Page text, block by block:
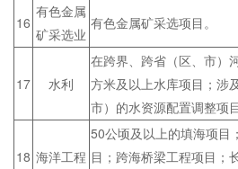
16
有色金属
矿采选业
有色金属矿采选项目。
17 水利
在跨界、跨省（区、市）
方米及以上水库项目；涉
市）的水资源配置调整项目
18 海洋工程
50公顷及以上的填海项目
目；跨海桥梁工程项目；